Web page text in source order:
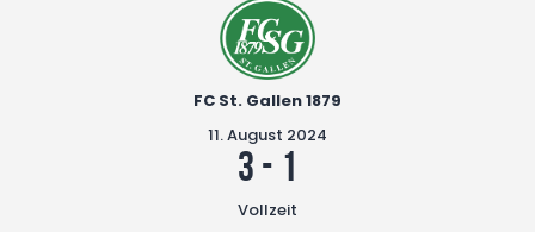
FC St. Gallen 1879
11. August 2024
3 - 1
Vollzeit